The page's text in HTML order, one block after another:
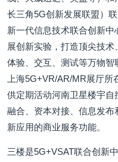
长三角5G创新发展联盟）
新一代信息技术联合创新
展创新实验，打造顶尖技术
体验、交互、测试等万物
上海5G+VR/AR/MR展厅
供定期活动河南卫星楼宇
融合、资本对接、信息发布
新应用的商业服务功能。
三楼是5G+VSAT联合创新